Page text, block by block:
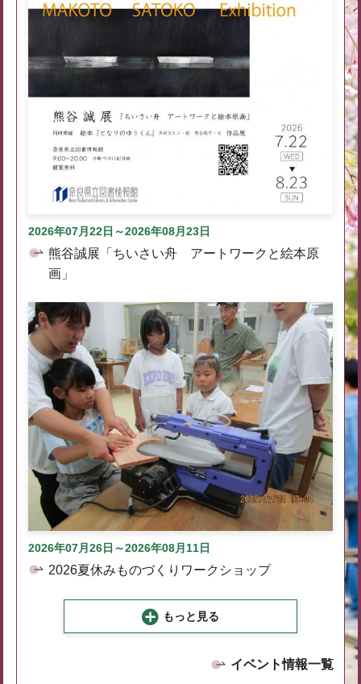
2026年07月22日～2026年08月23日
熊谷誠展「ちいさい舟 アートワークと絵本原
画」
2026年07月26日～2026年08月11日
2026夏休みものづくりワークショップ
もっと見る
イベント情報一覧